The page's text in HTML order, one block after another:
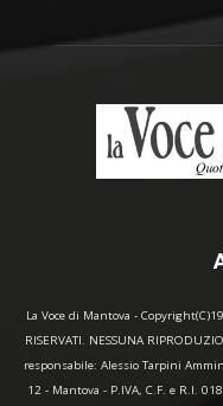
La Voce di Mantova -
RISERVATI. NESSUNA
responsabile: Alessio Tarpini
12 - Mantova - P.IVA, C.F. e R.I.